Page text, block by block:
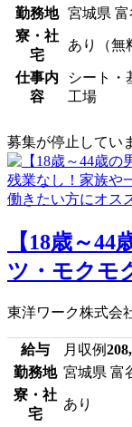
勤務地 宮城県
寮・社
宅
あり（無
仕事内
容
シート・
工場
募集が停止してい
【18歳～
ツ・モクモ
東洋ワーク株式会
給与 月収例
勤務地 宮城県 富
寮・社
宅
あり